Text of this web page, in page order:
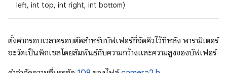
left, int top, int right, int bottom)
ตั้งค่ากรอบเวลาครอบตัดสำหรับบัฟเฟอร์ที่จัดคิวไว้ทีหลัง พารามิเตอร์
จะวัดเป็นพิกเซลโดยสัมพันธ์กับความกว้างและความสูงของบัฟเฟอร์